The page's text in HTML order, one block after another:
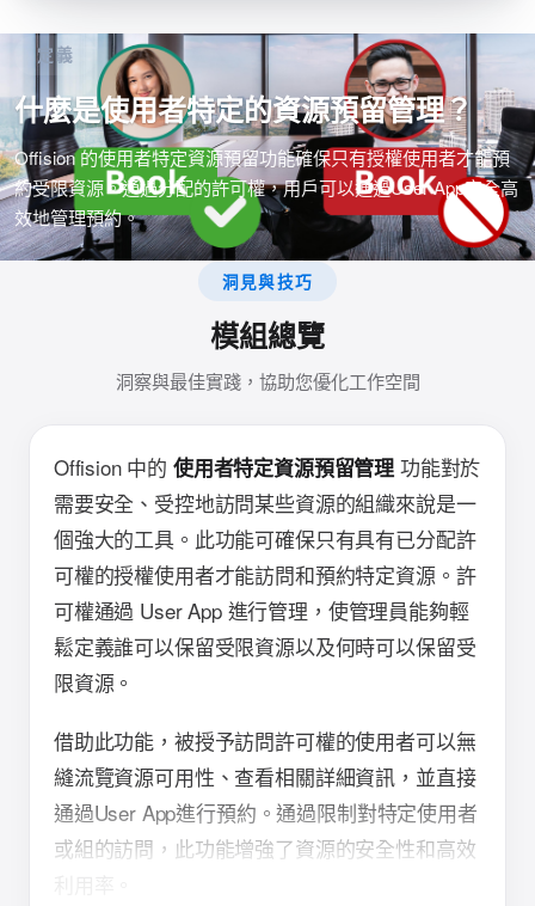
定義
什麼是使用者特定的資源預留管理？
Offision 的使用者特定資源預留功能確保只有授權使用者才能預
約受限資源。通過分配的許可權，用戶可以通過User App安全高
效地管理預約。
洞見與技巧
模組總覽
洞察與最佳實踐，協助您優化工作空間
Offision 中的 使用者特定資源預留管理 功能對於
需要安全、受控地訪問某些資源的組織來說是一
個強大的工具。此功能可確保只有具有已分配許
可權的授權使用者才能訪問和預約特定資源。許
可權通過 User App 進行管理，使管理員能夠輕
鬆定義誰可以保留受限資源以及何時可以保留受
限資源。
借助此功能，被授予訪問許可權的使用者可以無
縫流覽資源可用性、查看相關詳細資訊，並直接
通過User App進行預約。通過限制對特定使用者
或組的訪問，此功能增強了資源的安全性和高效